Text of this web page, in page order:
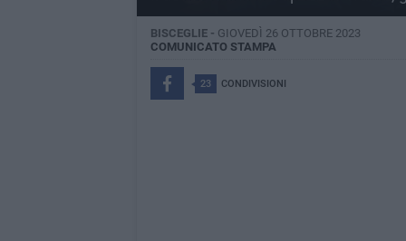
BISCEGLIE - GIOVEDÌ 26 OTTOBRE 2023
COMUNICATO STAMPA
23 CONDIVISIONI